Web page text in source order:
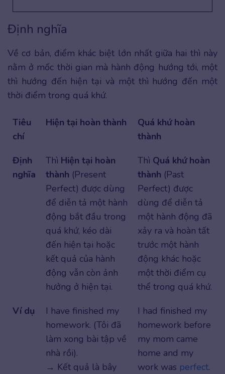
Định nghĩa
Về cơ bản, điểm khác biệt lớn nhất giữa hai thì này
nằm ở mốc thời gian mà hành động hướng tới, một
thì hướng đến hiện tại và một thì hướng đến một
thời điểm trong quá khứ.
Tiêu
chí
Hiện tại hoàn thành
Quá khứ hoàn
thành
Định
nghĩa
Thì Hiện tại hoàn
thành (Present
Perfect) được dùng
để diễn tả một hành
động bắt đầu trong
quá khứ, kéo dài
đến hiện tại hoặc
kết quả của hành
động vẫn còn ảnh
hưởng ở hiện tại.
Thì Quá khứ hoàn
thành (Past
Perfect) được
dùng để diễn tả
một hành động đã
xảy ra và hoàn tất
trước một hành
động khác hoặc
một thời điểm cụ
thể trong quá khứ.
Ví dụ
I have finished my
homework. (Tôi đã
làm xong bài tập về
nhà rồi).
→ Kết quả là bây
I had finished my
homework before
my mom came
home and my
work was perfect.